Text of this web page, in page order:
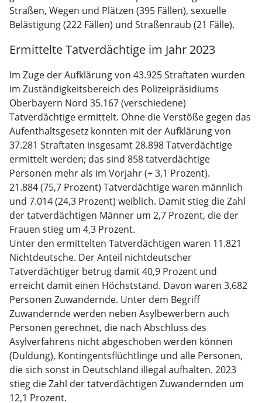
Straßen, Wegen und Plätzen (395 Fällen), sexuelle
Belästigung (222 Fällen) und Straßenraub (21 Fälle).
Ermittelte Tatverdächtige im Jahr 2023
Im Zuge der Aufklärung von 43.925 Straftaten wurden
im Zuständigkeitsbereich des Polizeipräsidiums
Oberbayern Nord 35.167 (verschiedene)
Tatverdächtige ermittelt. Ohne die Verstöße gegen das
Aufenthaltsgesetz konnten mit der Aufklärung von
37.281 Straftaten insgesamt 28.898 Tatverdächtige
ermittelt werden; das sind 858 tatverdächtige
Personen mehr als im Vorjahr (+ 3,1 Prozent).
21.884 (75,7 Prozent) Tatverdächtige waren männlich
und 7.014 (24,3 Prozent) weiblich. Damit stieg die Zahl
der tatverdächtigen Männer um 2,7 Prozent, die der
Frauen stieg um 4,3 Prozent.
Unter den ermittelten Tatverdächtigen waren 11.821
Nichtdeutsche. Der Anteil nichtdeutscher
Tatverdächtiger betrug damit 40,9 Prozent und
erreicht damit einen Höchststand. Davon waren 3.682
Personen Zuwandernde. Unter dem Begriff
Zuwandernde werden neben Asylbewerbern auch
Personen gerechnet, die nach Abschluss des
Asylverfahrens nicht abgeschoben werden können
(Duldung), Kontingentsflüchtlinge und alle Personen,
die sich sonst in Deutschland illegal aufhalten. 2023
stieg die Zahl der tatverdächtigen Zuwandernden um
12,1 Prozent.